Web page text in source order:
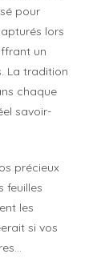
pour
lors
un
La tradition
chaque
savoir-
précieux
feuilles
les
si vos